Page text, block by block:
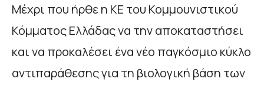
Μέχρι που ήρθε η ΚΕ του Κομμουνιστικού
Κόμματος Ελλάδας να την αποκαταστήσει
και να προκαλέσει ένα νέο παγκόσμιο κύκλο
αντιπαράθεσης για τη βιολογική βάση των